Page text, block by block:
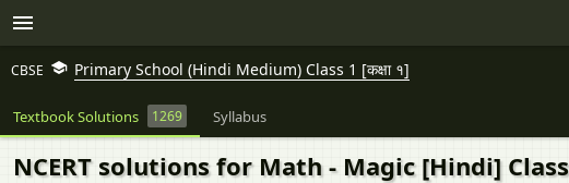
CBSE Primary School (Hindi Medium) Class 1 [कक्षा १]
Textbook Solutions 1269 Syllabus
NCERT solutions for Math - Magic [Hindi]